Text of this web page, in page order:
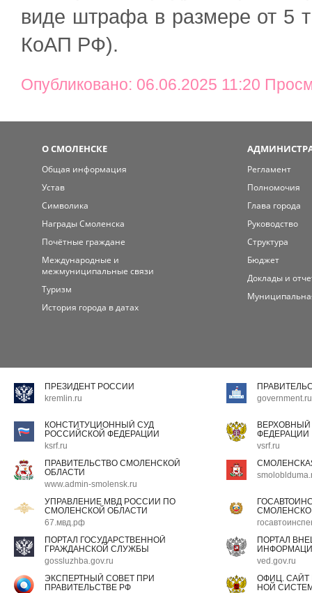
виде штрафа в размере от 5
КоАП РФ).
Опубликовано: 06.06.2025 11:20
О СМОЛЕНСКЕ
Общая информация
Устав
Символика
Награды Смоленска
Почётные граждане
Международные и
межмуниципальные связи
Туризм
История города в датах
Регламент
Полномочия
Глава города
Руководство
Структура
Бюджет
Доклады и
ПРЕЗИДЕНТ РОССИИ
kremlin.ru
government.ru
КОНСТИТУЦИОННЫЙ СУД
РОССИЙСКОЙ ФЕДЕРАЦИИ
ksrf.ru
ФЕДЕРАЦИИ
vsrf.ru
ПРАВИТЕЛЬСТВО СМОЛЕНСКОЙ
ОБЛАСТИ
www.admin-smolensk.ru
УПРАВЛЕНИЕ МВД РОССИИ ПО
СМОЛЕНСКОЙ ОБЛАСТИ
67.мвд.рф
ПОРТАЛ ГОСУДАРСТВЕННОЙ
ГРАЖДАНСКОЙ СЛУЖБЫ
gossluzhba.gov.ru
ПОРТАЛ
ved.gov.ru
ЭКСПЕРТНЫЙ СОВЕТ ПРИ
ПРАВИТЕЛЬСТВЕ РФ
ОФИЦ.
НОЙ